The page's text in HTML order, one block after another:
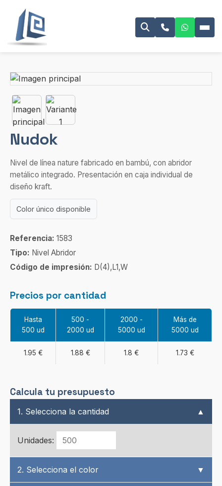
Nudok
Nivel de línea nature fabricado en bambú, con abridor
metálico integrado. Presentación en caja individual de
diseño kraft.
Color único disponible
Referencia: 1583
Tipo: Nivel Abridor
Código de impresión: D(4),L1,W
Precios por cantidad
Hasta
500 ud
500 -
2000 ud
2000 -
5000 ud
Más de
5000 ud
1.95 € 1.88 € 1.8 € 1.73 €
Calcula tu presupuesto
1. Selecciona la cantidad ▲
Unidades:
2. Selecciona el color ▼